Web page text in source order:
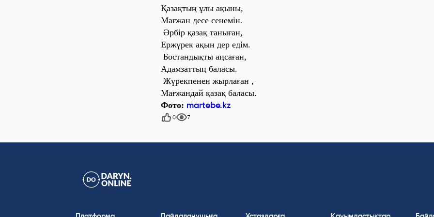
Қазақтың ұлы ақыны,
Мағжан десе сенемін.
Әрбір қазақ таныған,
Ержүрек ақын дер едім.
Бостандықты аңсаған,
Адамзаттың баласы.
Жүрекпенен жырлаған ,
Мағжандай қазақ баласы.
Фото: martebe.kz
0 7